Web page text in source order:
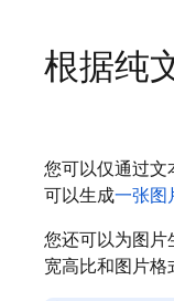
根据纯
您可以仅通过文
可以生成一张图
您还可以为图片
宽高比和图片格